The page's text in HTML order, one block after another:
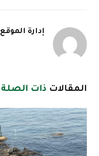
إدارة الموقع
المقالات ذات الصلة